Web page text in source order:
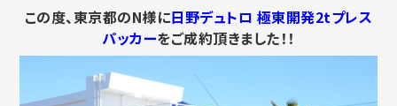
この度、東京都のN様に日野デュトロ 極東開発2tプレス
パッカーをご成約頂きました！！